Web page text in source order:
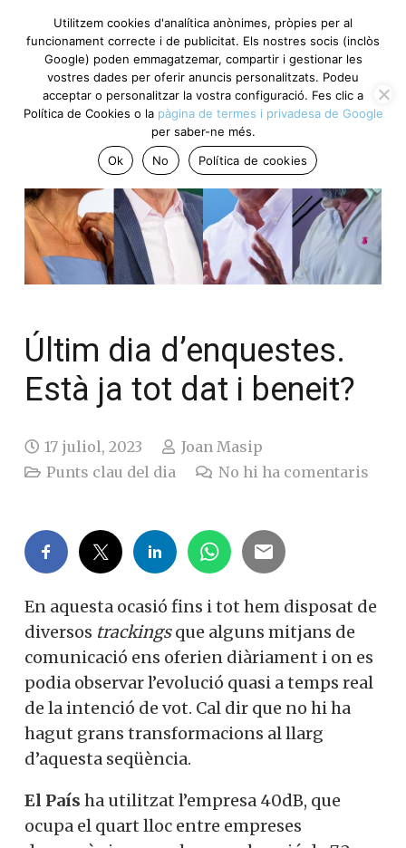
Últim dia d’enquestes.
Està ja tot dat i beneit?
17 juliol, 2023
Joan Masip
Punts clau del dia
No hi ha comentaris
En aquesta ocasió fins i tot hem disposat de
diversos trackingsque alguns mitjans de
comunicació ens oferien diàriament i on es
podia observar l’evolució quasi a temps real
de la intenció de vot. Cal dir que no hi ha
hagut grans transformacions al llarg
d’aquesta seqüència.
El País ha utilitzat l’empresa 40dB, que
ocupa el quart lloc entre empreses
Utilitzem cookies d'analítica anònimes, pròpies per al
funcionament correcte i de publicitat. Els nostres socis (inclòs
Google) poden emmagatzemar, compartir i gestionar les
vostres dades per oferir anuncis personalitzats. Podeu
acceptar o personalitzar la vostra configuració. Fes clic a
Política de Cookies o la pàgina de termes i privadesa de Google
per saber-ne més.
Ok
No Política de cookies